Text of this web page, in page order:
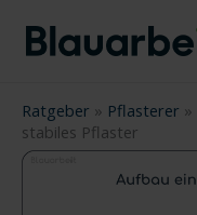
Inhalt
springen
Ratgeber » Pflasterer »
stabiles Pflaster